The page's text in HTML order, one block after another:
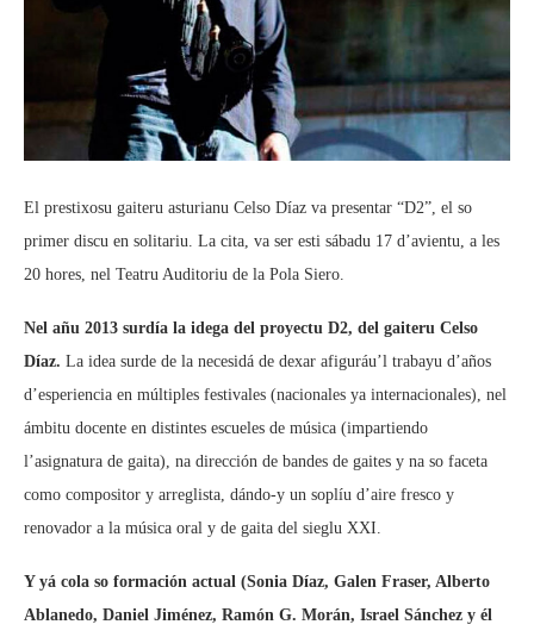
El prestixosu gaiteru asturianu Celso Díaz va presentar “D2”, el so
primer discu en solitariu. La cita, va ser esti sábadu 17 d’avientu, a les
20 hores, nel Teatru Auditoriu de la Pola Siero.
Nel añu 2013 surdía la idega del proyectu D2, del gaiteru Celso
Díaz. La idea surde de la necesidá de dexar afiguráu’l trabayu d’años
d’esperiencia en múltiples festivales (nacionales ya internacionales), nel
ámbitu docente en distintes escueles de música (impartiendo
l’asignatura de gaita), na dirección de bandes de gaites y na so faceta
como compositor y arreglista, dándo-y un soplíu d’aire fresco y
renovador a la música oral y de gaita del sieglu XXI.
Y yá cola so formación actual (Sonia Díaz, Galen Fraser, Alberto
Ablanedo, Daniel Jiménez, Ramón G. Morán, Israel Sánchez y él